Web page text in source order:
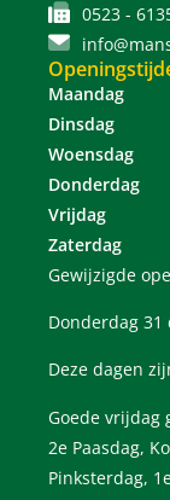
0523 -
Maandag
Dinsdag
Woensdag
Donderdag
Vrijdag
Zaterdag
Gewijzigde
Donderdag
Deze dagen
Goede vrijdag
2e Paasdag,
Pinksterdag,